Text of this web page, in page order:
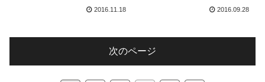
2016.11.18 2016.09.28
次のページ